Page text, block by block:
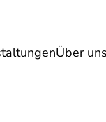
Über uns
Reise